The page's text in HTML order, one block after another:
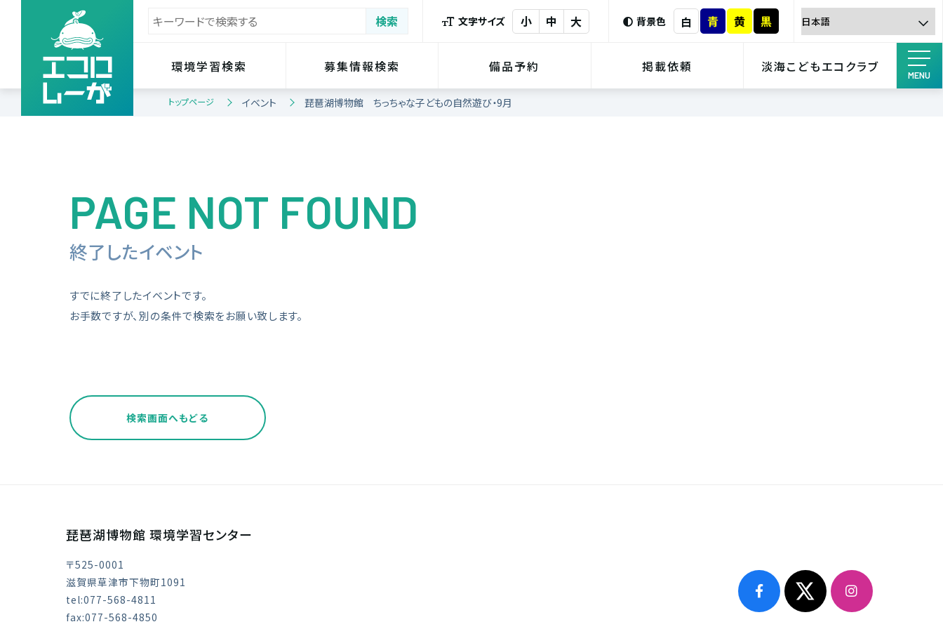
文字サイズ 小 中 大 背景色 白 青 黄 黒
環境学習検索 募集情報検索 備品予約 掲載依頼 淡海こどもエコクラブ
MENU
トップページ イベント 琵琶湖博物館 ちっちゃな子どもの自然遊び・9月
PAGE NOT FOUND
終了したイベント
すでに終了したイベントです。
お手数ですが、別の条件で検索をお願い致します。
検索画面へもどる
琵琶湖博物館 環境学習センター
〒525-0001
滋賀県草津市下物町1091
tel:077-568-4811
fax:077-568-4850